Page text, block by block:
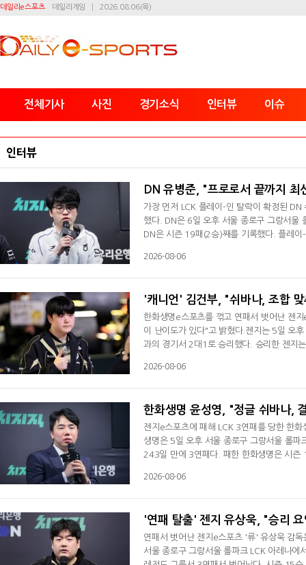
데일리e스포츠 데일리게임 2026.08.06(목)
전체기사 사진 경기소식 인터뷰 이슈
인터뷰
DN 유병준, "프로로서 끝까지 최
가장 먼저 LCK 플레이-인 탈락이 확정된
했다. DN은 6일 오후 서울 종로구 그랑서울
DN은 시즌 19패(2승)째를 기록했다. 플레
황이 많이 나왔다. 1, 2세트 모두 그런 상황
2026-08-06
'캐니언' 김건부, "쉬바나, 조합
한화생명e스포츠를 꺾고 연패서 벗어난 젠
이 난이도가 있다"고 밝혔다.젠지는 5일 오
과의 경기서 2대1로 승리했다. 승리한 젠지
있다. 오늘 승리 정말 좋다"면서 "앞선 경기
2026-08-06
한화생명 윤성영, "정글 쉬바나,
젠지e스포츠에 패해 LCK 3연패를 당한 한
생명은 5일 오후 서울 종로구 그랑서울 롤
243일 만에 3연패다. 패한 한화생명은 시
전과 힘든 매치업이 많았다. 그것만으로도
2026-08-06
'연패 탈출' 젠지 유상욱, "승리
연패서 벗어난 젠지e스포츠 '류' 유상욱 감
서울 종로구 그랑서울 롤파크 LCK 아레나